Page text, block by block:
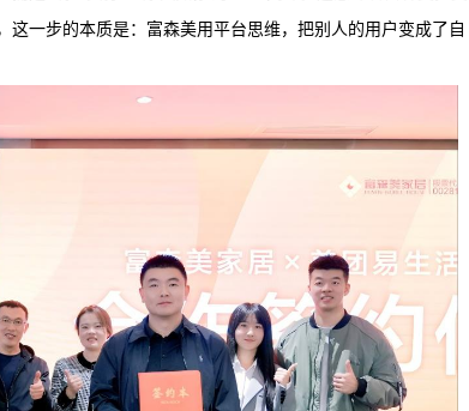
一步的本质是：富森美用平台思维，把别人的用户变成了自